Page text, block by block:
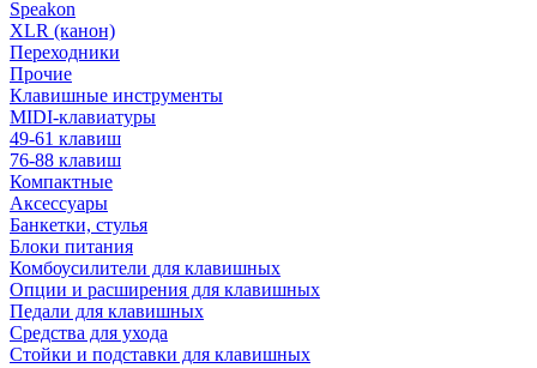
Speakon
XLR (канон)
Переходники
Прочие
Клавишные инструменты
MIDI-клавиатуры
49-61 клавиш
76-88 клавиш
Компактные
Аксессуары
Банкетки, стулья
Блоки питания
Комбоусилители для клавишных
Опции и расширения для клавишных
Педали для клавишных
Средства для ухода
Стойки и подставки для клавишных